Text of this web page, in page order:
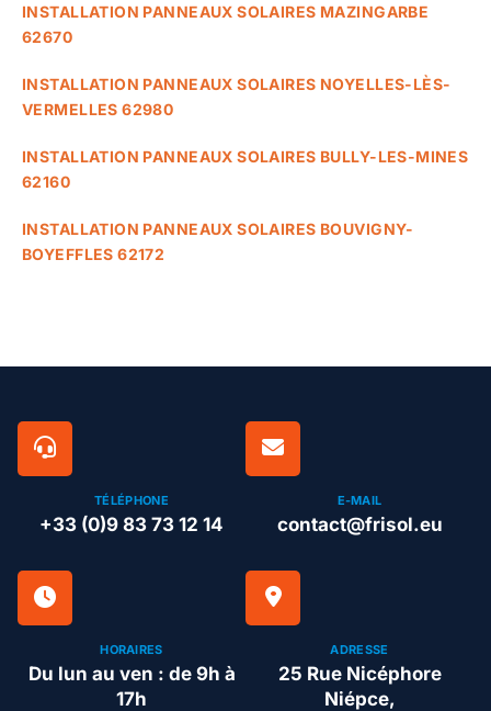
INSTALLATION PANNEAUX SOLAIRES MAZINGARBE
62670
INSTALLATION PANNEAUX SOLAIRES NOYELLES-LÈS-
VERMELLES 62980
INSTALLATION PANNEAUX SOLAIRES BULLY-LES-MINES
62160
INSTALLATION PANNEAUX SOLAIRES BOUVIGNY-
BOYEFFLES 62172
TÉLÉPHONE
+33 (0)9 83 73 12 14
E-MAIL
contact@frisol.eu
HORAIRES
Du lun au ven : de 9h à
17h
ADRESSE
25 Rue Nicéphore
Niépce,